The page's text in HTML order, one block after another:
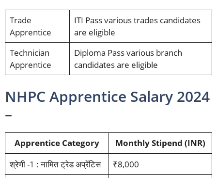
Trade
Apprentice
ITI Pass various trades candidates
are eligible
Technician
Apprentice
Diploma Pass various branch
candidates are eligible
NHPC Apprentice Salary 2024
–
Apprentice Category
Monthly Stipend (INR)
श्रेणी -1 : नामित ट्रेड अप्रेंटिस
₹8,000